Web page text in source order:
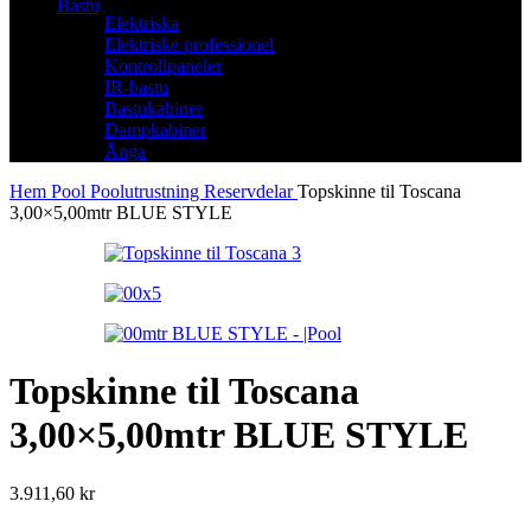
Bastu
Elektriska
Elektriske professionel
Kontrollpaneler
IR-bastu
Bastukabiner
Dampkabiner
Ånga
Hem Pool Poolutrustning ReservdelarTopskinne til Toscana
3,00×5,00mtr BLUE STYLE
Topskinne til Toscana
3,00×5,00mtr BLUE STYLE
3.911,60 kr